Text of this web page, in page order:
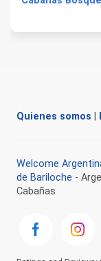
Quienes somos
Welcome
de Bariloche -
Cabañas